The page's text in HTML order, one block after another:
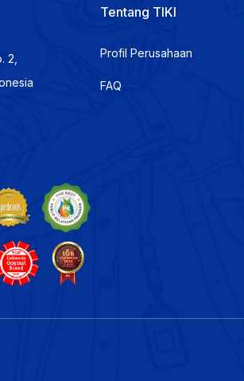
2,
Tentang TIKI
Profil Perusahaan
FAQ